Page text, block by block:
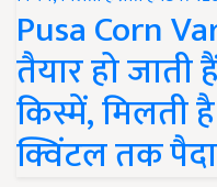
Pusa Corn
तैयार हो
किस्में, मिलती
क्विंटल तक